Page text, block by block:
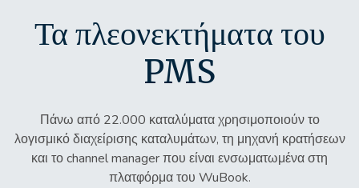
Τα πλεονεκτήματα του
PMS
Πάνω από 22.000 καταλύματα χρησιμοποιούν το
λογισμικό διαχείρισης καταλυμάτων, τη μηχανή κρατήσεων
και το channel manager που είναι ενσωματωμένα στη
πλατφόρμα του WuBook.